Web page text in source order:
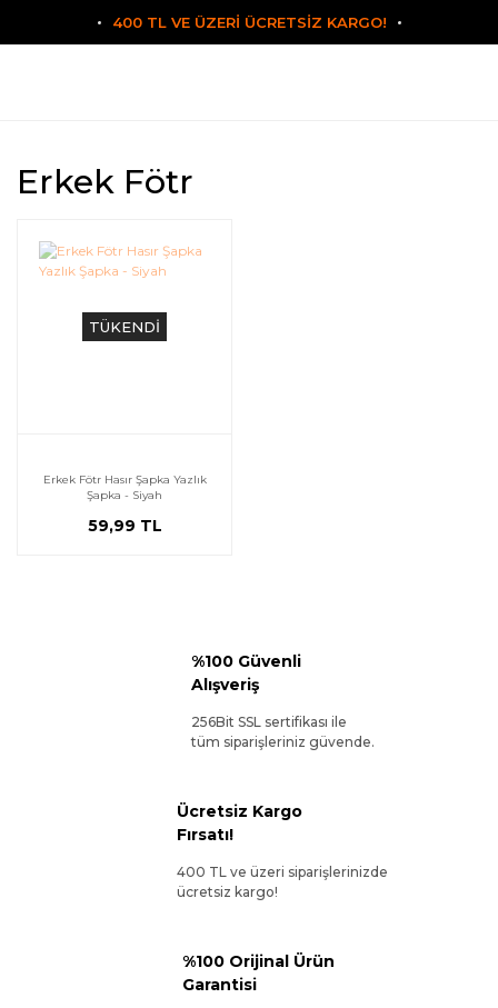
400 TL VE ÜZERİ ÜCRETSİZ KARGO!
Erkek Fötr
TÜKENDİ
Erkek Fötr Hasır Şapka Yazlık
Şapka - Siyah
59,99 TL
%100 Güvenli
Alışveriş
256Bit SSL sertifikası ile
tüm siparişleriniz güvende.
Ücretsiz Kargo
Fırsatı!
400 TL ve üzeri siparişlerinizde
ücretsiz kargo!
%100 Orijinal Ürün
Garantisi